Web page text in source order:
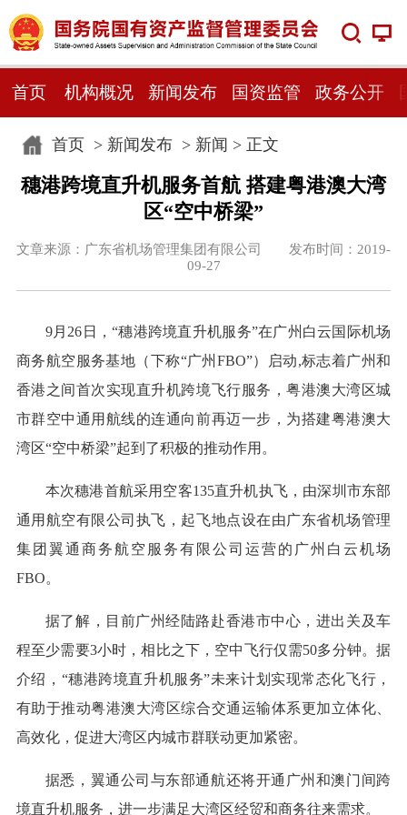
首页 机构概况 新闻发布 国资监管 政务公开
首页> 新闻发布> 新闻 > 正文
穗港跨境直升机服务首航 搭建粤港澳大湾
区“空中桥梁”
文章来源：广东省机场管理集团有限公司 发布时间：2019-
09-27
9月26日，“穗港跨境直升机服务”在广州白云国际机场
商务航空服务基地（下称“广州FBO”）启动,标志着广州和
香港之间首次实现直升机跨境飞行服务，粤港澳大湾区城
市群空中通用航线的连通向前再迈一步，为搭建粤港澳大
湾区“空中桥梁”起到了积极的推动作用。
本次穗港首航采用空客135直升机执飞，由深圳市东部
通用航空有限公司执飞，起飞地点设在由广东省机场管理
集团翼通商务航空服务有限公司运营的广州白云机场
FBO。
据了解，目前广州经陆路赴香港市中心，进出关及车
程至少需要3小时，相比之下，空中飞行仅需50多分钟。据
介绍，“穗港跨境直升机服务”未来计划实现常态化飞行，
有助于推动粤港澳大湾区综合交通运输体系更加立体化、
高效化，促进大湾区内城市群联动更加紧密。
据悉，翼通公司与东部通航还将开通广州和澳门间跨
境直升机服务，进一步满足大湾区经贸和商务往来需求。